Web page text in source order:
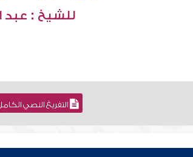
للشيخ : عبد
التفريغ النصي